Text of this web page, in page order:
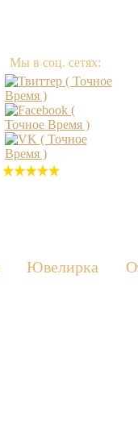
Мы в соц. сетях:
Ювелирка